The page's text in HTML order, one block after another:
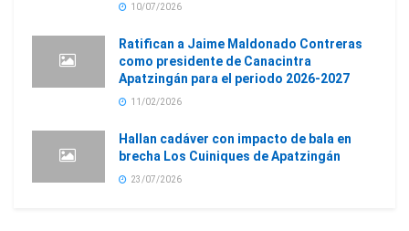
10/07/2026
Ratifican a Jaime Maldonado Contreras
como presidente de Canacintra
Apatzingán para el periodo 2026-2027
11/02/2026
Hallan cadáver con impacto de bala en
brecha Los Cuiniques de Apatzingán
23/07/2026